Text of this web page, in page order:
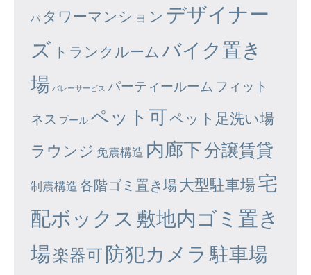
パ タワーマンション デザイナー
ズ トランクルーム バイク置き
場 バレーサービス パーティールーム フィット
ネス プール ペット可ペット足洗い場
ラウンジ 免震構造 内廊下分譲賃貸
制震構造 各階ゴミ置き場大型駐車場宅
配ボックス 敷地内ゴミ置き
場楽器可防犯カメラ 駐車場